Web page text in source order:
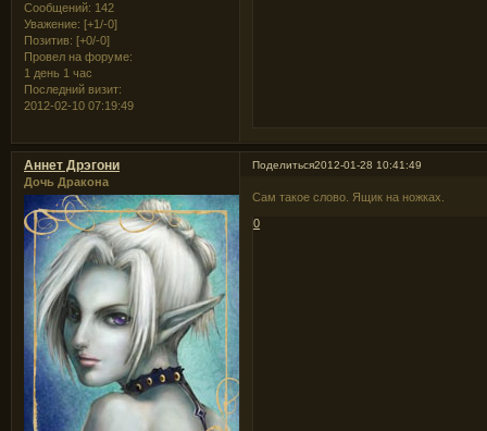
Сообщений: 142
Уважение: [+1/-0]
Позитив: [+0/-0]
Провел на форуме:
1 день 1 час
Последний визит:
2012-02-10 07:19:49
Поделиться2012-01-28 10:41:49
Аннет Дрэгони
Дочь Дракона
Сам такое слово. Ящик на ножках.
0